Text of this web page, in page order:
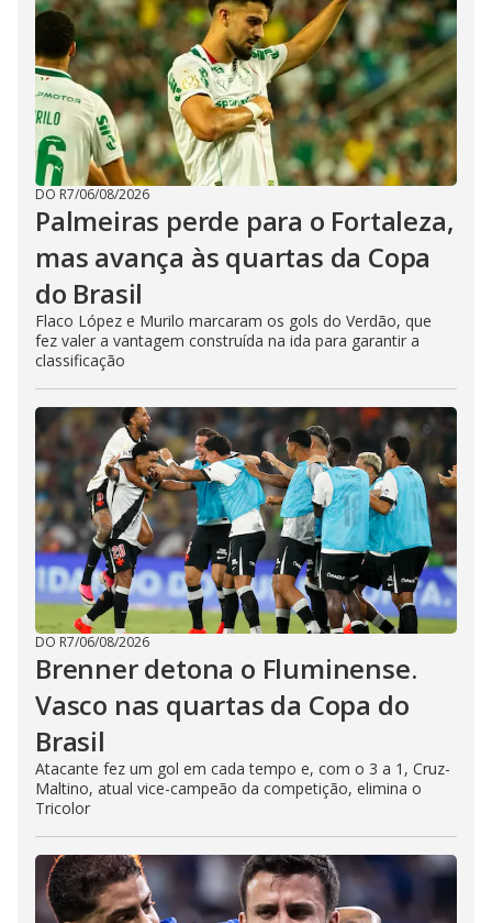
DO R7/06/08/2026
Palmeiras perde para o Fortaleza,
mas avança às quartas da Copa
do Brasil
Flaco López e Murilo marcaram os gols do Verdão, que
fez valer a vantagem construída na ida para garantir a
classificação
DO R7/06/08/2026
Brenner detona o Fluminense.
Vasco nas quartas da Copa do
Brasil
Atacante fez um gol em cada tempo e, com o 3 a 1, Cruz-
Maltino, atual vice-campeão da competição, elimina o
Tricolor